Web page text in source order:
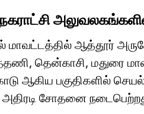
நகராட்சி
ஆத்தூர்
தென்காசி, மதுரை
ஆகிய பகுதிகளில்
சோதனை